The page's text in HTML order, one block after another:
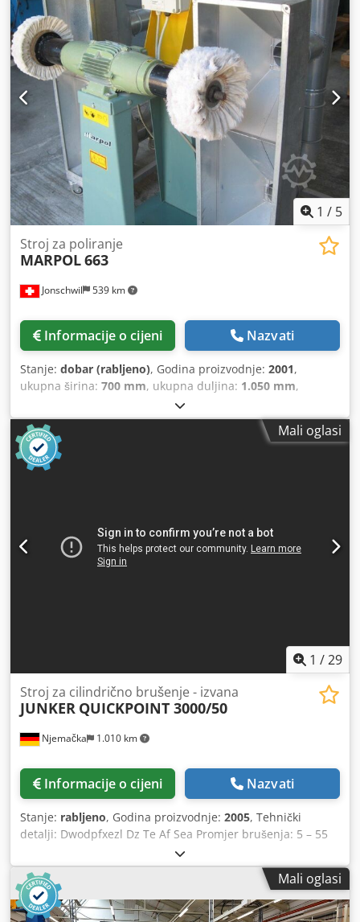
Ručni i automatski režim rada - Uređaj za hlađenje -
Strojna lampa - Sigurnosni udarni gumb za hitno
zaustavljanje - Nogice za stroj
1 / 5
Jonschwil 539 km
Stroj za poliranje
MARPOL663
Informacije o cijeni Nazvati
Stanje: dobar (rabljeno), Godina proizvodnje: 2001,
ukupna širina: 700 mm, ukupna duljina: 1.050 mm,
, promjer diska:
masa:100 kg, Stroj za poliranje s dvije ruke, s 2 usisna
postolja, 2-brzinski motor, 1,3 / 1,7 kW, brzine 1400/2800
o/min, promjer diska za poliranje 250 x 25 x 60 mm,
dimenzije 1050 x 700 x 1400 mm, težina 100 kg
Mali oglasi
1 /29
Njemačka 1.010 km
Stroj za cilindrično brušenje - izvana
JUNKER QUICKPOINT 3000/50
Informacije o cijeni Nazvati
Stanje: rabljeno, Godina proizvodnje: 2005, Tehnički
detalji: Dwodpfxezl Dz Te Af Sea Promjer brušenja: 5 – 55
mm Duljina brušenja: 500 mm Visina vrha: 75 mm Ukupna
potrebna snaga: 45 kW JUNKER Quickpoint 3000/50, nov,
2005., zadnji servis 2026., CNC vanjska i cilindrična
brusilica Rabljena CNC vanjska i kružna brusilica,
Proizvođač: JUNKER, model: QUICKPOINT 3000 s SIEMENS
Mali oglasi